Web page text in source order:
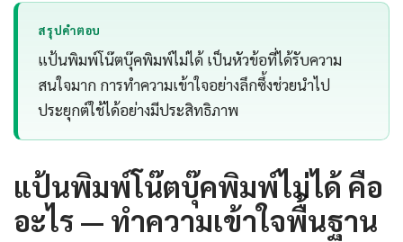
สรุปคำตอบ
แป้นพิมพ์โน๊ตบุ๊คพิมพ์ไม่ได้ เป็นหัวข้อที่ได้รับความ
สนใจมาก การทำความเข้าใจอย่างลึกซึ้งช่วยนำไป
ประยุกต์ใช้ได้อย่างมีประสิทธิภาพ
แป้นพิมพ์โน๊ตบุ๊คพิมพ์ไม่ได้ คือ
อะไร — ทำความเข้าใจพื้นฐาน